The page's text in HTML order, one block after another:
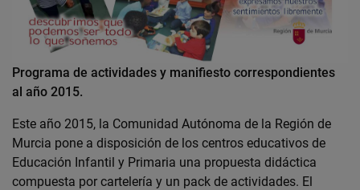
Programa de actividades y manifiesto correspondientes
al año 2015.
Este año 2015, la Comunidad Autónoma de la Región de
Murcia pone a disposición de los centros educativos de
Educación Infantil y Primaria una propuesta didáctica
compuesta por cartelería y un pack de actividades. El